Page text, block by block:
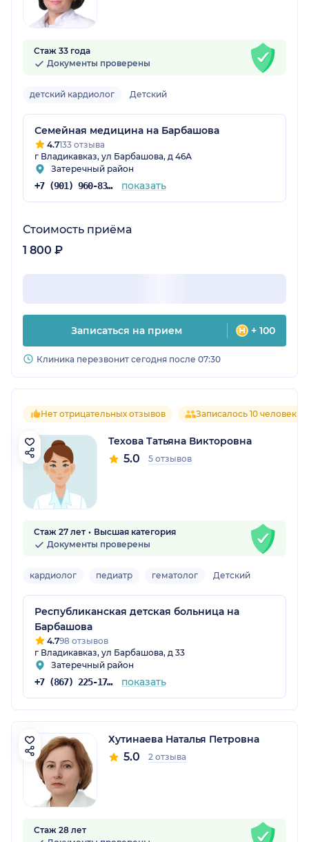
Стаж 33 года
Документы проверены
детский кардиолог Детский
Семейная медицина на Барбашова
4.7133 отзыва
г Владикавказ, ул Барбашова, д 46А
Затеречный район
+7 (901) 960-83-51 показать
Стоимость приёма
1 800 ₽
Записаться на прием + 100
Клиника перезвонит сегодня после 07:30
Нет отрицательных отзывов Записалось 10 человек
Техова Татьяна Викторовна
5.0 5 отзывов
Стаж 27 лет
Высшая категория
Документы проверены
кардиолог педиатр гематолог Детский
Республиканская детская больница на
Барбашова
4.798 отзывов
г Владикавказ, ул Барбашова, д 33
Затеречный район
+7 (867) 225-17-87 показать
Хутинаева Наталья Петровна
5.0 2 отзыва
Стаж 28 лет